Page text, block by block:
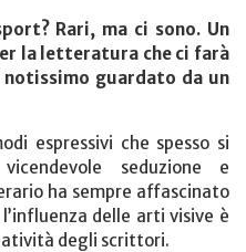
Rari, ma ci sono. Un
la letteratura che ci farà
guardato da un
espressivi che spesso si
seduzione e
ha sempre affascinato
delle arti visive è
degli scrittori.